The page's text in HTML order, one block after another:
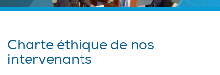
Charte éthique de nos
intervenants